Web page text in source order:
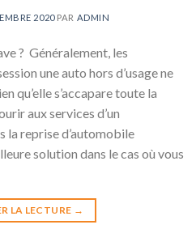
2020PAR ADMIN
? Généralement, les
une auto hors d’usage ne
qu’elle s’accapare toute la
aux services d’un
la reprise d’automobile
solution dans le cas où vous
LA LECTURE →